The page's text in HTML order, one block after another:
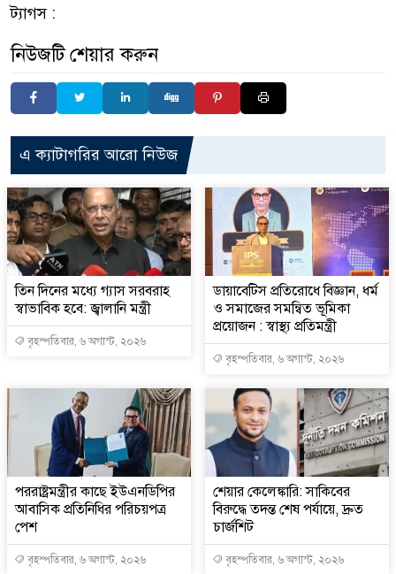
ট্যাগস :
নিউজটি শেয়ার করুন
এ ক্যাটাগরির আরো নিউজ
তিন দিনের মধ্যে গ্যাস সরবরাহ
স্বাভাবিক হবে: জ্বালানি মন্ত্রী
বৃহস্পতিবার, ৬ অগাস্ট, ২০২৬
ডায়াবেটিস প্রতিরোধে বিজ্ঞান, ধর্ম
ও সমাজের সমন্বিত ভূমিকা
প্রয়োজন : স্বাস্থ্য প্রতিমন্ত্রী
বৃহস্পতিবার, ৬ অগাস্ট, ২০২৬
পররাষ্ট্রমন্ত্রীর কা‌ছে ইউএনডিপির
আবাসিক প্রতিনিধির পরিচয়পত্র
পেশ
বৃহস্পতিবার, ৬ অগাস্ট, ২০২৬
শেয়ার কেলেঙ্কারি: সাকিবের
বিরুদ্ধে তদন্ত শেষ পর্যায়ে, দ্রুত
চার্জশিট
বৃহস্পতিবার, ৬ অগাস্ট, ২০২৬